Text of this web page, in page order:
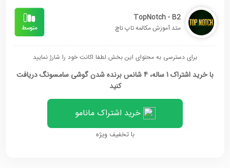
TopNotch - B2
متد آموزش مکالمه تاپ ناچ
برای دسترسی به محتوای این بخش لطفا اکانت خود را شارژ نمایید
با خرید اشتراک 1 ساله، 4 شانس برنده شدن گوشی سامسونگ دریافت
کنید
خرید اشتراک مانامو
با تخفیف ویژه